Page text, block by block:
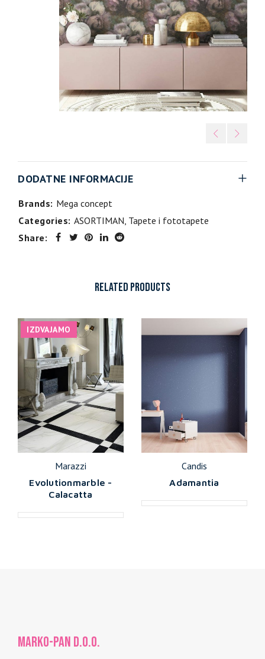
DODATNE INFORMACIJE
Brands: Mega concept
Categories: ASORTIMAN, Tapete i fototapete
Share:
RELATED PRODUCTS
IZDVAJAMO
Marazzi
Evolutionmarble -
Calacatta
Candis
Adamantia
MARKO-PAN d.o.o.